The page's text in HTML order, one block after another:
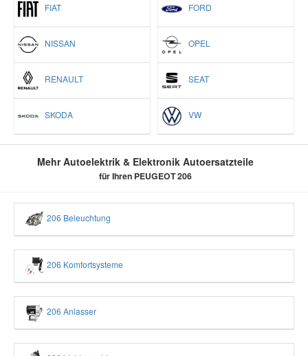
FIAT FORD
NISSAN OPEL
RENAULT SEAT
SKODA VW
Mehr Autoelektrik & Elektronik Autoersatzteile
für Ihren PEUGEOT 206
206 Beleuchtung
206 Komfortsysteme
206 Anlasser